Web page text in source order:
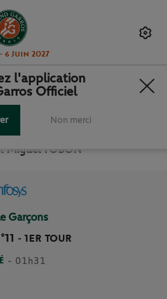
6 Juin 2027
GARÇONS
Simple Garçons Roland Garros
Miguel TOBON
Garçons
- 1ER TOUR
- 01h31
l'application
Officiel
Non merci